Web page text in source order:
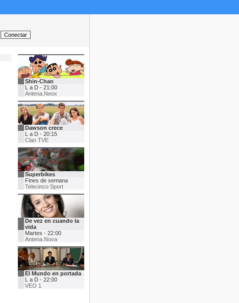
Shin-Chan
L a D - 21:00
Antena.Neox
Dawson crece
L a D - 20:15
Clan TVE
Superbikes
Fines de semana
Telecinco Sport
De vez en cuando la
vida
Martes - 22:00
Antena.Nova
El Mundo en portada
L a D - 22:00
VEO 1